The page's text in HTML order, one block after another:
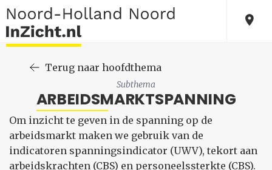
Terug naar hoofdthema
Subthema
ARBEIDSMARKTSPANNING
Om inzicht te geven in de spanning op de
arbeidsmarkt maken we gebruik van de
indicatoren spanningsindicator (UWV), tekort aan
arbeidskrachten (CBS) en personeelssterkte (CBS).